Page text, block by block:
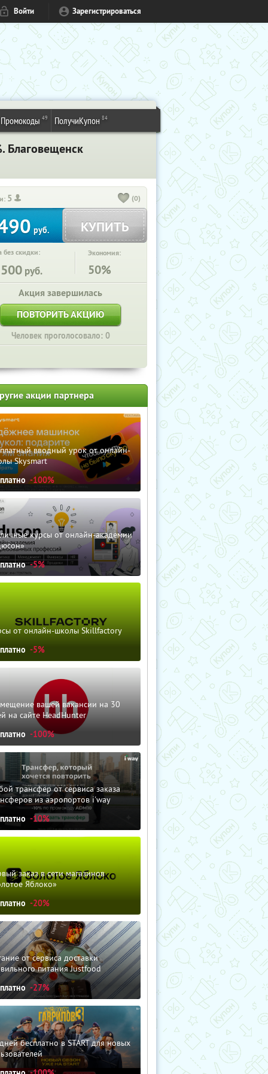
Войти Зарегистрироваться
Промокоды 49 ПолучиКупон 84
Благовещенск
5 (0)
руб. КУПИТЬ
без скидки:
руб.
Экономия:
50%
Акция завершилась
ПОВТОРИТЬ АКЦИЮ
Человек проголосовало: 0
акции партнера
вводный урок от онлайн-
Skysmart
-100%
курсы от онлайн-академии
-5%
от онлайн-школы Skillfactory
-5%
вашей вакансии на 30
на сайте HeadHunter
-100%
трансфер от сервиса заказа
из аэропортов i'way
-10%
заказ в сети магазинов
Яблоко»
-20%
от сервиса доставки
питания Justfood
-27%
бесплатно в START для новых